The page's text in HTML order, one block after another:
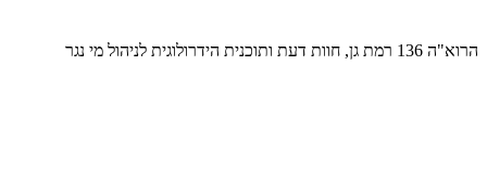
הרוא"ה 136 רמת גן, חוות דעת ותוכנית הידרולוגית לניהול מי נגר